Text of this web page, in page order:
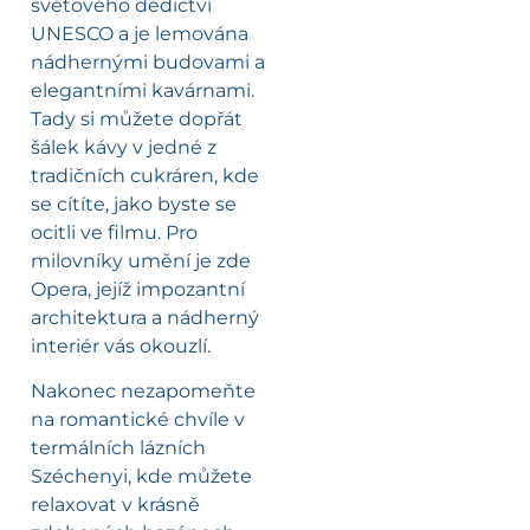
světového dědictví
UNESCO a je lemována
nádhernými budovami a
elegantními kavárnami.
Tady si můžete dopřát
šálek kávy v jedné z
tradičních cukráren, kde
se cítíte, jako byste se
ocitli ve filmu. Pro
milovníky umění je zde
Opera, jejíž impozantní
architektura a nádherný
interiér vás okouzlí.
Nakonec nezapomeňte
na romantické chvíle v
termálních lázních
Széchenyi, kde můžete
relaxovat v krásně